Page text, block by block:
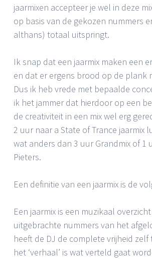
jaarmixen accepteer je wel in deze
op basis van de gekozen nummers
althans) totaal uitspringt.
Ik snap dat een jaarmix maken een
en dat er ergens brood op de plank
Dus ik heb vrede met bepaalde
ik het jammer dat hierdoor op een
de creativiteit in een mix wel erg
2 uur naar a State of Trance jaarmix
wat anders dan 3 uur Grandmix of 1
Pieters.
Een definitie van een jaarmix is de
Een jaarmix is een muzikaal
uitgebrachte nummers van het
heeft de DJ de complete vrijheid
het ‘verhaal’ is wat verteld gaat